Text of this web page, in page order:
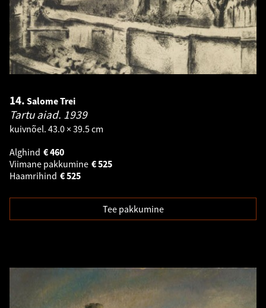
14. Salome Trei
Tartu aiad. 1939
kuivnõel. 43.0 × 39.5 cm
Alghind
460
€
Viimane pakkumine
525
€
Haamrihind
525
€
Tee pakkumine